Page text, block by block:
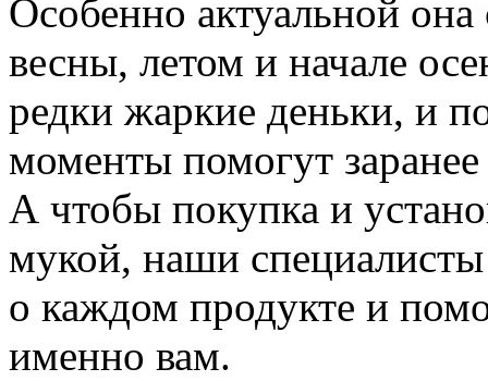
Особенно актуальной она
весны, летом и начале
редки жаркие деньки, и
моменты помогут
А чтобы покупка и
мукой, наши специалисты
о каждом продукте и
именно вам.